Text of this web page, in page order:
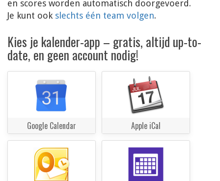
en scores worden automatisch doorgevoerd.
Je kunt ook slechts één team volgen.
Kies je kalender-app – gratis, altijd up-to-
date, en geen account nodig!
Google Calendar Apple iCal